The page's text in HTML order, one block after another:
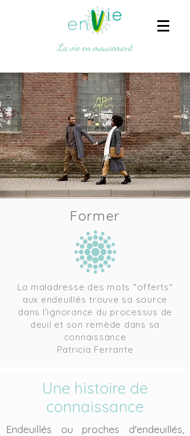
La vie en mouvement
Former
La maladresse des mots "offerts"
aux endeuillés trouve sa source
dans l'ignorance du processus de
deuil et son remède dans sa
connaissance
Patricia Ferrante
Une histoire de
connaissance
Endeuillés ou proches d'endeuillés,